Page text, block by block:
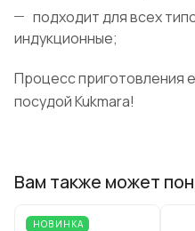
подходит для всех
индукционные;
Процесс приготовления
посудой Kukmara!
Вам также может
НОВИНКА